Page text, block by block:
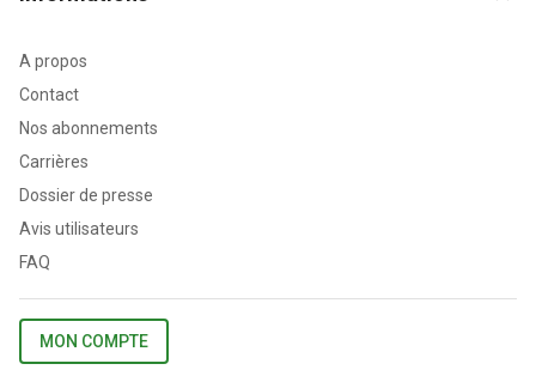
A propos
Contact
Nos abonnements
Carrières
Dossier de presse
Avis utilisateurs
FAQ
MON COMPTE